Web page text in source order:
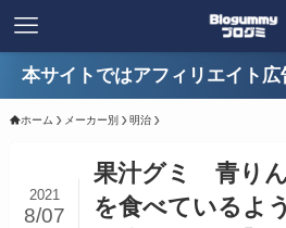
本サイトではアフィリエイト広
ホーム メーカー別 明治
果汁グミ 青り
を食べているよ
2021
8/07